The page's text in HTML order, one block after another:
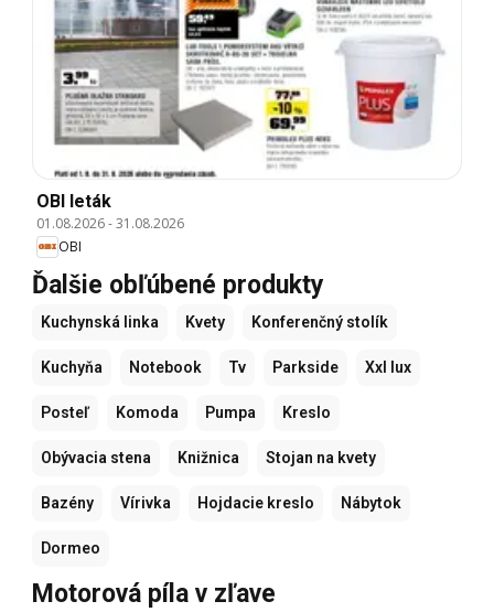
OBI leták
01.08.2026-31.08.2026
OBI
Ďalšie obľúbené produkty
Kuchynská linka Kvety Konferenčný stolík
Kuchyňa Notebook Tv Parkside Xxl lux
Posteľ Komoda Pumpa Kreslo
Obývacia stena Knižnica Stojan na kvety
Bazény Vírivka Hojdacie kreslo Nábytok
Dormeo
Motorová píla v zľave